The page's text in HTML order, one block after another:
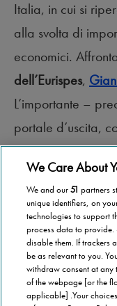
Italia, in cui si
alla svolta di
economici.
dell’Eurispes,
L’importante –
portale d’uscita,
“per lontano che
We Care About
We and our51 partners
unique identifiers, on
technologies to support
process data to
disable them. If trackers
be as relevant to you.
withdraw consent at any
of the webpage [or the
applicable] .Your